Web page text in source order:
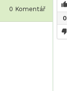
0
0 Komentář